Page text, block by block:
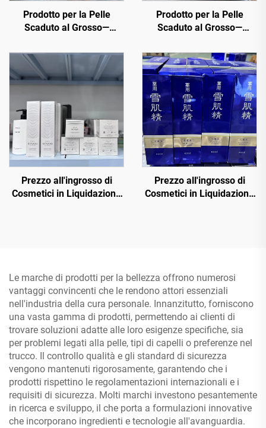
Prodotto per la Pelle
Scaduto al Grosso—
grosso ora dalle principali
marche della bellezza.
Ordina in Bulk Chanel,
Kerastase, Le Labo, La
Roche Posay, Lancome,
Dior ecc.
Prodotto per la Pelle
Scaduto al Grosso—
Bellezza in Liquidazione al
Dettaglio
Prezzo all'ingrosso di
Cosmetici in Liquidazione
Prezzo all'ingrosso di
Cosmetici in Liquidazione
della bellezza
Le marche di prodotti per la bellezza offrono numerosi
vantaggi convincenti che le rendono attori essenziali
nell'industria della cura personale. Innanzitutto, forniscono
una vasta gamma di prodotti, permettendo ai clienti di
trovare soluzioni adatte alle loro esigenze specifiche, sia
per problemi legati alla pelle, tipi di capelli o preferenze nel
trucco. Il controllo qualità e gli standard di sicurezza
vengono mantenuti rigorosamente, garantendo che i
prodotti rispettino le regolamentazioni internazionali e i
requisiti di sicurezza. Molti marchi investono pesantemente
in ricerca e sviluppo, il che porta a formulazioni innovative
che incorporano ingredienti e tecnologie all'avanguardia.